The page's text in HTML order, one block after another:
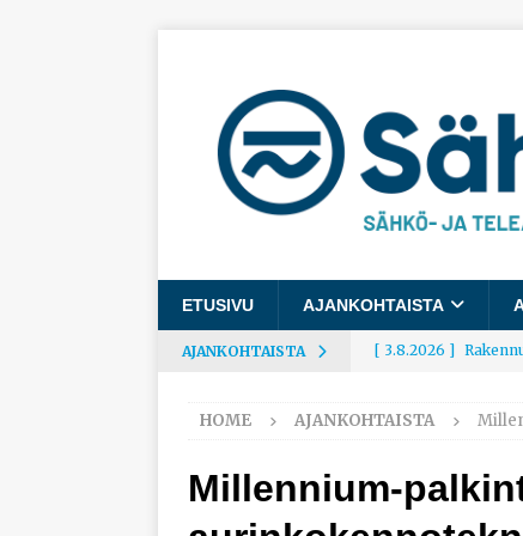
ETUSIVU AJANKOHTAISTA
AJANKOHTAISTA [ 3.8.2026 ]
[ 3.8.2026 ]
työhyvinvoinnista
[ 30.7.2026 ]
HOME AJANKOHTAISTA
Millennium-